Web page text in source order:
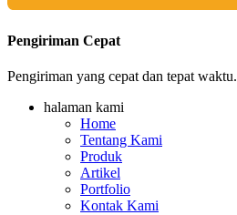
Pengiriman Cepat
Pengiriman yang cepat dan tepat waktu.
halaman kami
Home
Tentang Kami
Produk
Artikel
Portfolio
Kontak Kami